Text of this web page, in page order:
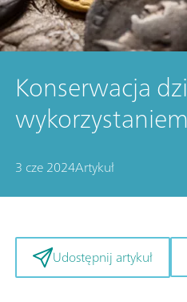
Konserwacja
3 cze 2024Artykuł
Udostępnij artykuł